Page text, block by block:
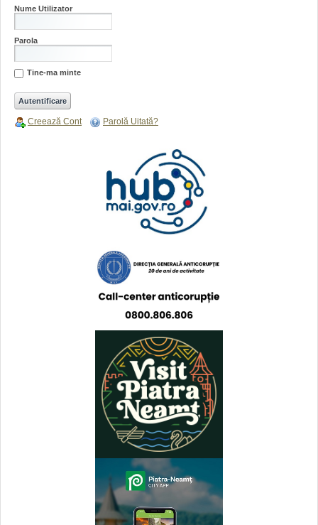
Nume Utilizator
Parola
Tine-ma minte
Creează Cont Parolă Uitată?